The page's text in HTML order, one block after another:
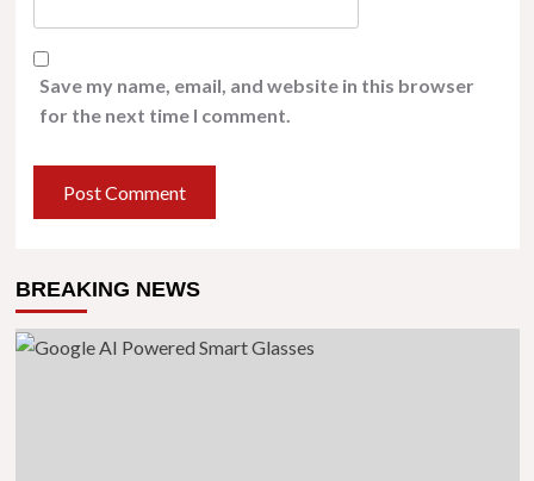
Save my name, email, and website in this browser
for the next time I comment.
BREAKING NEWS